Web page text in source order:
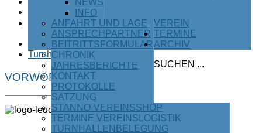
NEWS
INFO
VEREIN
ANFAHRT UND LAGE
ANSPRECHPARTNER
BEITRITTSFORMULAR
CHRONIK
JAHRESBERICHTE
KONTAKT
PROTOKOLLE
SATZUNG
STANNO-VEREINSSHOP
TERMINE VEREINSLOGISTIK
TURNHALLENBELEGUNG
TERMINE
ARCHIV
SUCHEN ...
Ansprechparter
des TSV
Waging
Impressum
Turnhallenbelegung
VORWORT
"125
Jahre
TSV